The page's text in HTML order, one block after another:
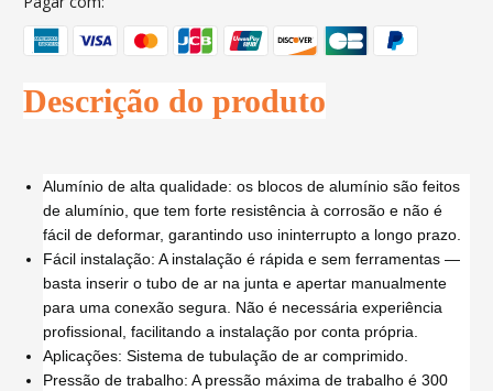
Descrição do produto
Alumínio de alta qualidade: os blocos de alumínio são feitos
de alumínio, que tem forte resistência à corrosão e não é
fácil de deformar, garantindo uso ininterrupto a longo prazo.
Fácil instalação: A instalação é rápida e sem ferramentas —
basta inserir o tubo de ar na junta e apertar manualmente
para uma conexão segura. Não é necessária experiência
profissional, facilitando a instalação por conta própria.
Aplicações: Sistema de tubulação de ar comprimido.
Pressão de trabalho: A pressão máxima de trabalho é 300